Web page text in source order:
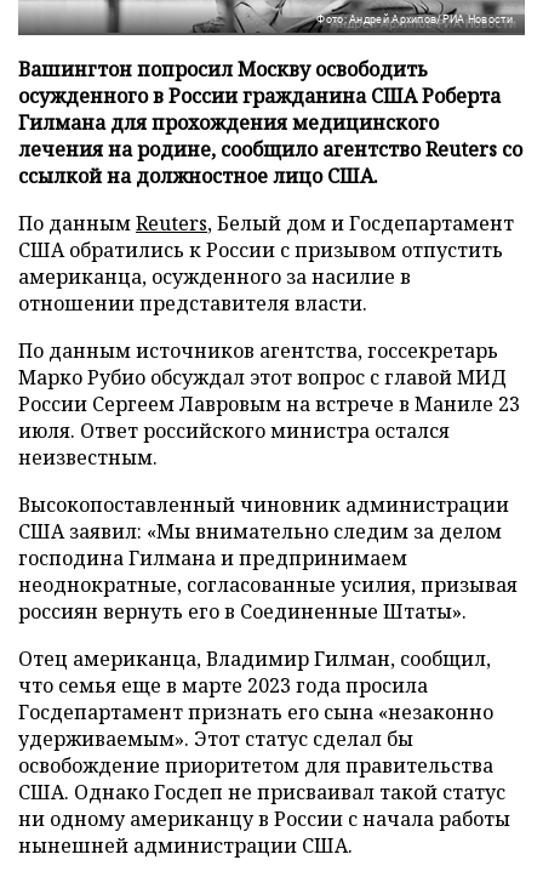
Фото: Андрей Архипов/РИА Новости
Вашингтон попросил Москву освободить
осужденного в России гражданина США Роберта
Гилмана для прохождения медицинского
лечения на родине, сообщило агентство Reuters со
ссылкой на должностное лицо США.
По даннымReuters, Белый дом и Госдепартамент
США обратились к России с призывом отпустить
американца, осужденного за насилие в
отношении представителя власти.
По данным источников агентства, госсекретарь
Марко Рубио обсуждал этот вопрос с главой МИД
России Сергеем Лавровым на встрече в Маниле 23
июля. Ответ российского министра остался
неизвестным.
Высокопоставленный чиновник администрации
США заявил: «Мы внимательно следим за делом
господина Гилмана и предпринимаем
неоднократные, согласованные усилия, призывая
россиян вернуть его в Соединенные Штаты».
Отец американца, Владимир Гилман, сообщил,
что семья еще в марте 2023 года просила
Госдепартамент признать его сына «незаконно
удерживаемым». Этот статус сделал бы
освобождение приоритетом для правительства
США. Однако Госдеп не присваивал такой статус
ни одному американцу в России с начала работы
нынешней администрации США.